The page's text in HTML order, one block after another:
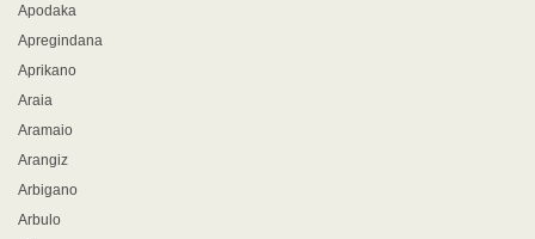
Apodaka
Apregindana
Aprikano
Araia
Aramaio
Arangiz
Arbigano
Arbulo